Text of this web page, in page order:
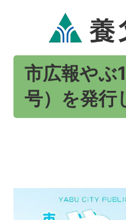
市広報やぶ
号）を発行